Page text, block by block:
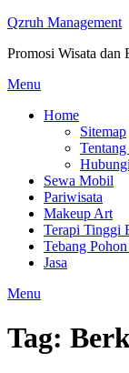
Skip
content
Qzruh Management
Promosi Wisata dan
Menu
Home
Sitemap
Sewa Mobil
Pariwisata
Makeup Art
Terapi Tinggi
Tebang
Jasa
Menu
Tag: